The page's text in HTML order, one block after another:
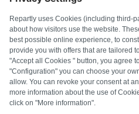
Tous les
À propos